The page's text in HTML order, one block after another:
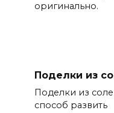
оригинально.
Поделки из
Поделки из
способ развить